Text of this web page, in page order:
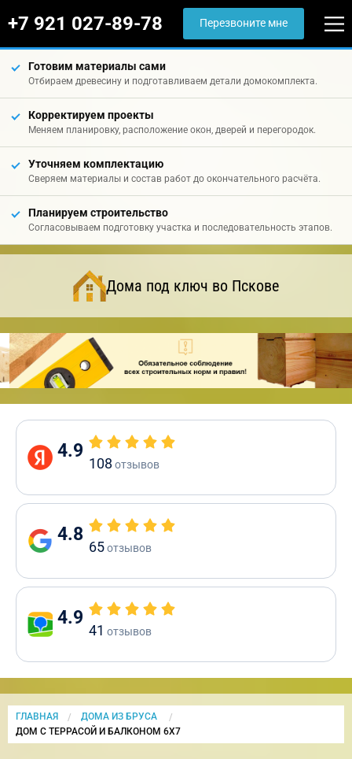
+7 921 027-89-78 Перезвоните мне
Готовим материалы сами
Отбираем древесину и подготавливаем детали домокомплекта.
Корректируем проекты
Меняем планировку, расположение окон, дверей и перегородок.
Уточняем комплектацию
Сверяем материалы и состав работ до окончательного расчёта.
Планируем строительство
Согласовываем подготовку участка и последовательность этапов.
Дома под ключ во Пскове
4.9
108 отзывов
4.8
65отзывов
4.9
41 отзывов
ГЛАВНАЯ
ДОМА ИЗ БРУСА
CURRENT:
ДОМ С ТЕРРАСОЙ И БАЛКОНОМ 6Х7